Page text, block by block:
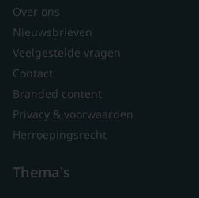
Over ons
Nieuwsbrieven
Veelgestelde vragen
Contact
Branded content
Privacy & voorwaarden
Herroepingsrecht
Thema's